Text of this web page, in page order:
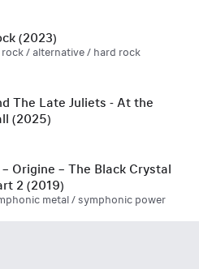
(2023)
/ alternative / hard rock
The Late Juliets - At the
(2025)
Origine – The Black Crystal
2 (2019)
metal / symphonic power